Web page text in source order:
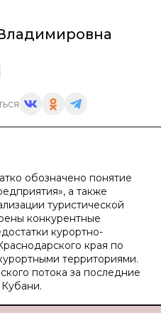
обозначено понятие
а также
туристической
конкурентные
курортно-
края по
территориями.
потока за последние